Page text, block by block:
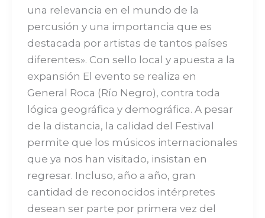
una relevancia en el mundo de la
percusión y una importancia que es
destacada por artistas de tantos países
diferentes». Con sello local y apuesta a la
expansión El evento se realiza en
General Roca (Río Negro), contra toda
lógica geográfica y demográfica. A pesar
de la distancia, la calidad del Festival
permite que los músicos internacionales
que ya nos han visitado, insistan en
regresar. Incluso, año a año, gran
cantidad de reconocidos intérpretes
desean ser parte por primera vez del